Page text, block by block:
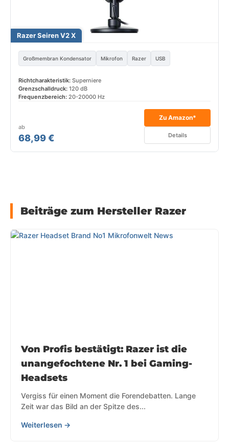
Razer Seiren V2 X
Großmembran Kondensator Mikrofon Razer USB
Richtcharakteristik: Superniere
Grenzschalldruck: 120 dB
Frequenzbereich: 20-20000 Hz
ab
68,99 €
Zu Amazon*
Details
Beiträge zum Hersteller Razer
Von Profis bestätigt: Razer ist die
unangefochtene Nr. 1 bei Gaming-
Headsets
Vergiss für einen Moment die Forendebatten. Lange
Zeit war das Bild an der Spitze des...
Weiterlesen →